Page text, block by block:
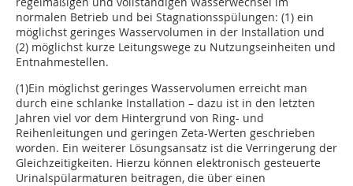
normalen Betrieb und bei Stagnationsspülungen: (1) ein
möglichst geringes Wasservolumen in der Installation und
(2) möglichst kurze Leitungswege zu Nutzungseinheiten und
Entnahmestellen.
(1)Ein möglichst geringes Wasservolumen erreicht man
durch eine schlanke Installation – dazu ist in den letzten
Jahren viel vor dem Hintergrund von Ring- und
Reihenleitungen und geringen Zeta-Werten geschrieben
worden. Ein weiterer Lösungsansatz ist die Verringerung der
Gleichzeitigkeiten. Hierzu können elektronisch gesteuerte
Urinalspülarmaturen beitragen, die über einen